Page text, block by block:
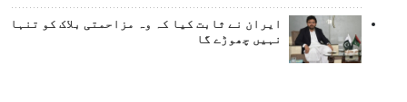
ایران نے ثابت کیا کہ وہ مزاحمتی بلاک کو تنہا
نہیں چھوڑے گا